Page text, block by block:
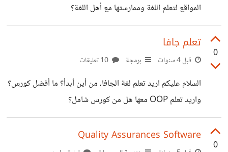
المواقع لتعلم اللغة وممارستها مع أهل اللغة؟
0
تعلم جافا
قبل 4 سنوات برمجة
السلام عليكم اريد تعلم لغة الجافا، من أين أبدأ؟ ما أفضل كورس؟
واريد تعلم OOP معها هل من كورس شامل؟
0
Quality Assurances Software